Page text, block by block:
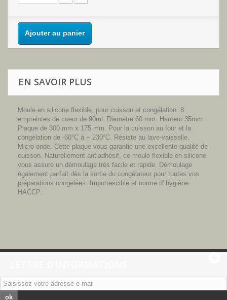
Ajouter au panier
EN SAVOIR PLUS
Moule en silicone flexible, pour cuisson et congélation. 8
empreintes de coeur de 90ml. Diamétre 60 mm. Hauteur 35mm.
Plaque de 300 mm x 175 mm. Pour la cuisson au four et la
congélation de -60°C à + 230°C. Résiste au lave-vaisselle.
Micro-onde. Cette plaque vous garantie une excellente qualité de
cuisson. Naturellement antiadhésif, ce moule flexible en silicone
vous assure un démoulage très facile et rapide. Démoulage
également parfait dès la sortie du congélateur pour toutes vos
préparations congelées. Imputrescible et norme d' hygiène
HACCP.
ok